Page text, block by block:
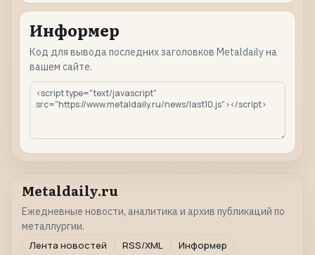
Информер
Код для вывода последних заголовков Metaldaily на
вашем сайте.
Metaldaily.ru
Ежедневные новости, аналитика и архив публикаций по
металлургии.
Лента новостей
RSS/XML Информер